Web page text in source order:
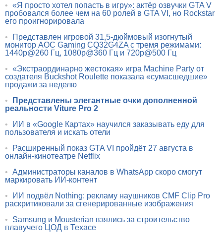
• «Я просто хотел попасть в игру»: актёр озвучки GTA V
пробовался более чем на 60 ролей в GTA VI, но Rockstar
его проигнорировала
•
Представлен игровой 31,5-дюймовый изогнутый
монитор AOC Gaming CQ32G4ZA с тремя режимами:
1440p@260 Гц, 1080p@360 Гц и 720p@500 Гц
• «Экстраординарно жестокая» игра Machine Party от
создателя Buckshot Roulette показала «сумасшедшие»
продажи за неделю
•
Представлены элегантные очки дополненной
реальности Viture Pro 2
•
ИИ в «Google Картах» научился заказывать еду для
пользователя и искать отели
•
Расширенный показ GTA VI пройдёт 27 августа в
онлайн-кинотеатре Netflix
• Администраторы каналов в WhatsApp скоро смогут
маркировать ИИ-контент
•
ИИ подвёл Nothing: рекламу наушников CMF Clip Pro
раскритиковали за сгенерированные изображения
•
Samsung и Mousterian взялись за строительство
плавучего ЦОД в Техасе